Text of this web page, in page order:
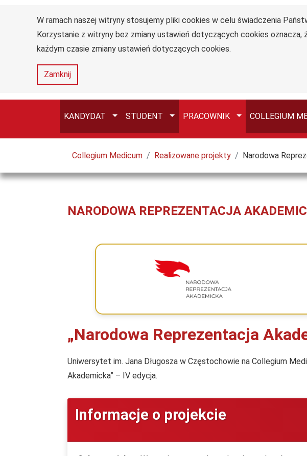
W ramach naszej witryny stosujemy pliki cookies w celu świadczenia
Korzystanie z witryny bez zmiany ustawień dotyczących cookies
każdym czasie zmiany ustawień dotyczących cookies.
Zamknij
Przejdź do głównego menu
Przejdź do treści
Przejdź do wyszukiwarki
Przejdź do mapy serwisuUniwersytet
Jana
Długosza
Collegium
Medicum
KANDYDAT Przełącz
STUDENT Przełącz
PRACOWNIK Przełącz
COLLEGIUM
Tutaj jesteś
Collegium Medicum Realizowane projekty Narodowa
NARODOWA REPREZENTACJA
„Narodowa Reprezentacja
Uniwersytet im. Jana Długosza w Częstochowie na Collegium
Akademicka” – IV edycja.
Informacje o projekcie